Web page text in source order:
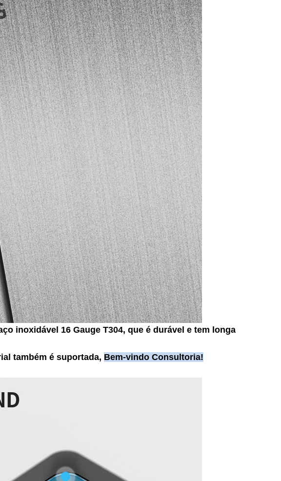
inoxidável 16 Gauge T304, que é durável e tem longa
também é suportada, Bem-vindo Consultoria!